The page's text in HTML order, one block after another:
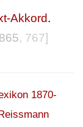
Akkord.
, 767]
1870-